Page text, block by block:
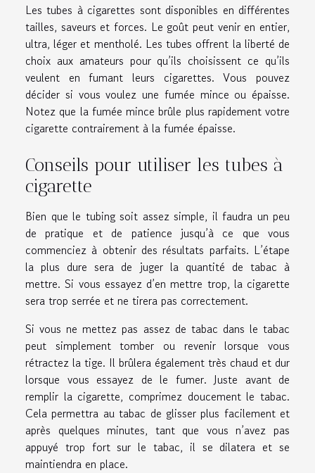
Les tubes à cigarettes sont disponibles en différentes
tailles, saveurs et forces. Le goût peut venir en entier,
ultra, léger et mentholé. Les tubes offrent la liberté de
choix aux amateurs pour qu’ils choisissent ce qu’ils
veulent en fumant leurs cigarettes. Vous pouvez
décider si vous voulez une fumée mince ou épaisse.
Notez que la fumée mince brûle plus rapidement votre
cigarette contrairement à la fumée épaisse.
Conseils pour utiliser les tubes à
cigarette
Bien que le tubing soit assez simple, il faudra un peu
de pratique et de patience jusqu’à ce que vous
commenciez à obtenir des résultats parfaits. L’étape
la plus dure sera de juger la quantité de tabac à
mettre. Si vous essayez d’en mettre trop, la cigarette
sera trop serrée et ne tirera pas correctement.
Si vous ne mettez pas assez de tabac dans le tabac
peut simplement tomber ou revenir lorsque vous
rétractez la tige. Il brûlera également très chaud et dur
lorsque vous essayez de le fumer. Juste avant de
remplir la cigarette, comprimez doucement le tabac.
Cela permettra au tabac de glisser plus facilement et
après quelques minutes, tant que vous n’avez pas
appuyé trop fort sur le tabac, il se dilatera et se
maintiendra en place.